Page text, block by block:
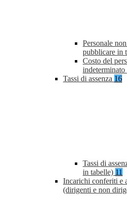
Personale
pubblicare in
Costo del
Tassi di assenza 16
Tassi di
in tabelle) 11
Incarichi conferiti e
(dirigenti e non